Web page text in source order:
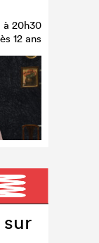
à 20h30
12 ans